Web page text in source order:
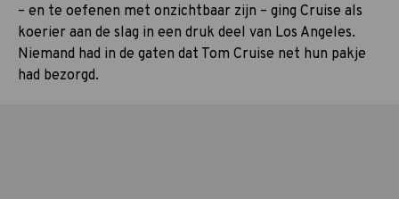
– en te oefenen met onzichtbaar zijn – ging Cruise als
koerier aan de slag in een druk deel van Los Angeles.
Niemand had in de gaten dat Tom Cruise net hun pakje
had bezorgd.